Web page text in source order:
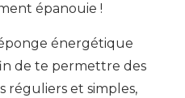
épanouie !
énergétique
de te permettre des
réguliers et simples,